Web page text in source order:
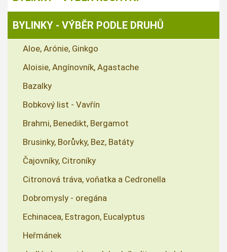
BYLINKY - VÝBĚR PODLE DRUHŮ
Aloe, Arónie, Ginkgo
Aloisie, Angínovník, Agastache
Bazalky
Bobkový list - Vavřín
Brahmi, Benedikt, Bergamot
Brusinky, Borůvky, Bez, Batáty
Čajovníky, Citroníky
Citronová tráva, voňatka a Cedronella
Dobromysly - oregána
Echinacea, Estragon, Eucalyptus
Heřmánek